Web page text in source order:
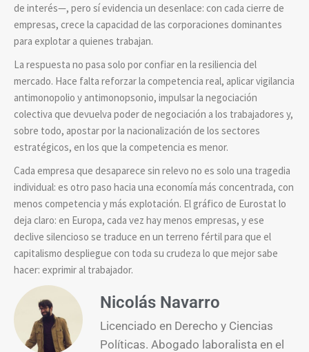
de interés—, pero sí evidencia un desenlace: con cada cierre de
empresas, crece la capacidad de las corporaciones dominantes
para explotar a quienes trabajan.
La respuesta no pasa solo por confiar en la resiliencia del
mercado. Hace falta reforzar la competencia real, aplicar vigilancia
antimonopolio y antimonopsonio, impulsar la negociación
colectiva que devuelva poder de negociación a los trabajadores y,
sobre todo, apostar por la nacionalización de los sectores
estratégicos, en los que la competencia es menor.
Cada empresa que desaparece sin relevo no es solo una tragedia
individual: es otro paso hacia una economía más concentrada, con
menos competencia y más explotación. El gráfico de Eurostat lo
deja claro: en Europa, cada vez hay menos empresas, y ese
declive silencioso se traduce en un terreno fértil para que el
capitalismo despliegue con toda su crudeza lo que mejor sabe
hacer: exprimir al trabajador.
Nicolás Navarro
Licenciado en Derecho y Ciencias
Políticas. Abogado laboralista en el